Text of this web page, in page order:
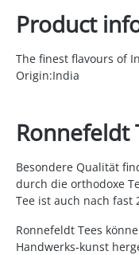
Product
The finest flavours of
Origin:India
Ronnefeldt
Besondere Qualität
durch die orthodoxe
Tee ist auch nach
Ronnefeldt Tees
Handwerks-kunst